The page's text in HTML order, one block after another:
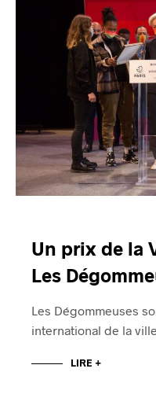
Un prix de la
Les
Les Dégommeuses
international de la
LIRE +